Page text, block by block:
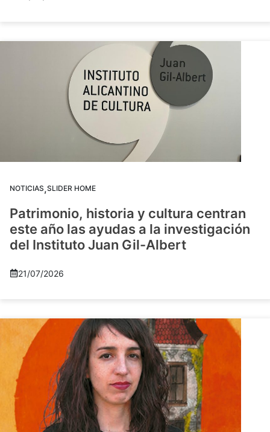
NOTICIAS,SLIDER HOME
Patrimonio, historia y cultura centran
este año las ayudas a la investigación
del Instituto Juan Gil-Albert
21/07/2026